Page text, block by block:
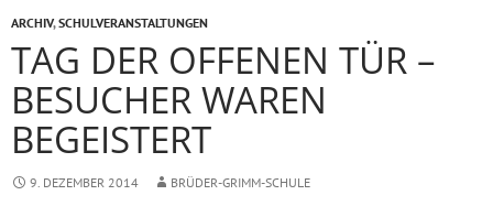
ARCHIV,SCHULVERANSTALTUNGEN
TAG DER OFFENEN TÜR –
BESUCHER WAREN
BEGEISTERT
9. DEZEMBER 2014 BRÜDER-GRIMM-SCHULE